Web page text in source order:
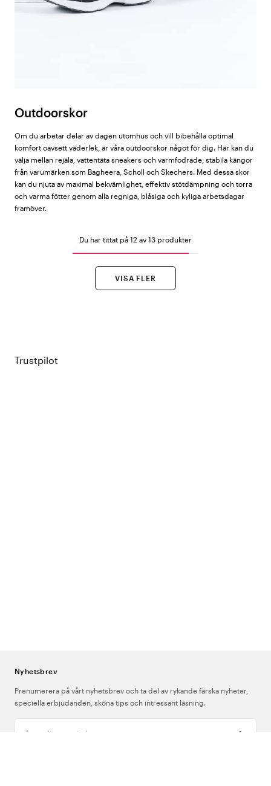
Outdoorskor
Om du arbetar delar av dagen utomhus och vill bibehålla optimal
komfort oavsett väderlek, är våra outdoorskor något för dig. Här kan du
välja mellan rejäla, vattentäta sneakers och varmfodrade, stabila kängor
från varumärken som Bagheera, Scholl och Skechers. Med dessa skor
kan du njuta av maximal bekvämlighet, effektiv stötdämpning och torra
och varma fötter genom alla regniga, blåsiga och kyliga arbetsdagar
framöver.
Du har tittat på 12 av 13 produkter
VISA FLER
Trustpilot
Nyhetsbrev
Prenumerera på vårt nyhetsbrev och ta del av rykande färska nyheter,
speciella erbjudanden, sköna tips och intressant läsning.